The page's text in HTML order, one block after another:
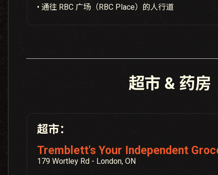
• 通往 RBC 广场（RBC Place）的人行道
超市 & 药房
超市：
Tremblett's Your Independent
179 Wortley Rd - London, ON